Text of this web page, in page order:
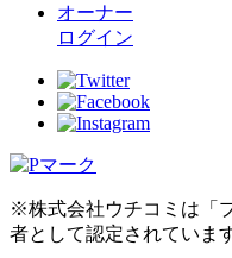
オーナー
ログイン
※株式会社ウチコミは「
者として認定されています